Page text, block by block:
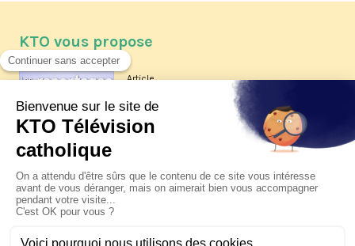
KTO vous propose
Article
Les reportages d'été 2026 de KTO
La visite pastorale du pape Léon
XIV à Assise à suivre sur KTO le
jeudi 6 août